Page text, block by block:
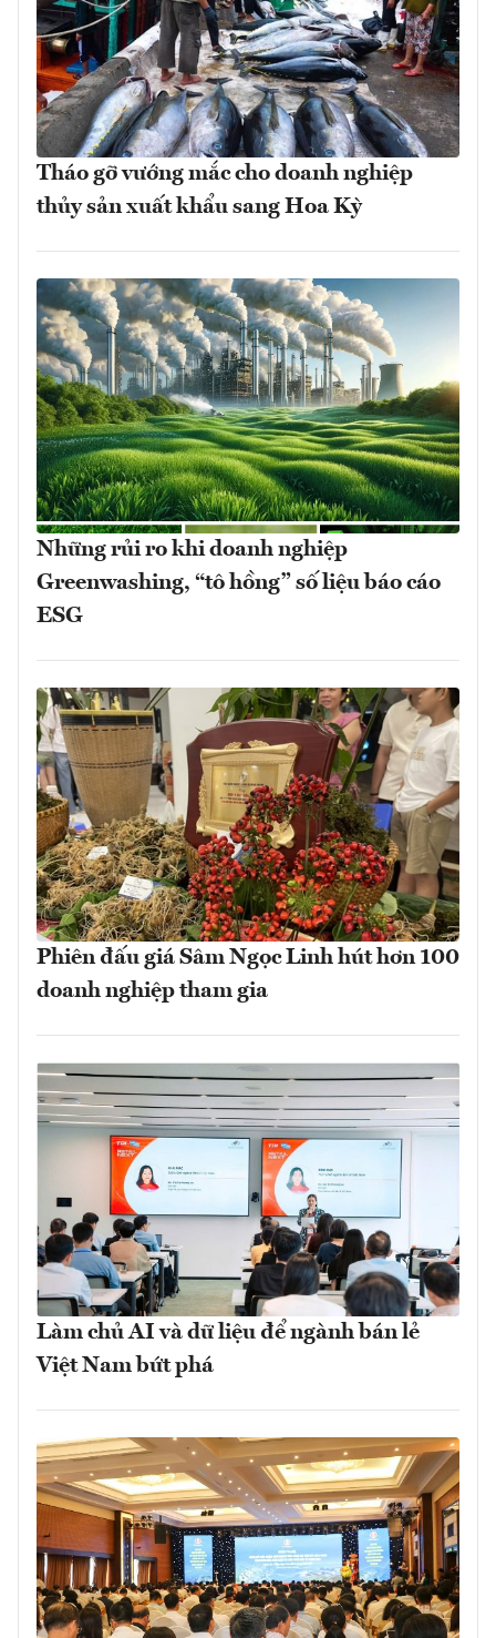
Tháo gỡ vướng mắc cho doanh nghiệp
thủy sản xuất khẩu sang Hoa Kỳ
Những rủi ro khi doanh nghiệp
Greenwashing, “tô hồng” số liệu báo cáo
ESG
Phiên đấu giá Sâm Ngọc Linh hút hơn 100
doanh nghiệp tham gia
Làm chủ AI và dữ liệu để ngành bán lẻ
Việt Nam bứt phá